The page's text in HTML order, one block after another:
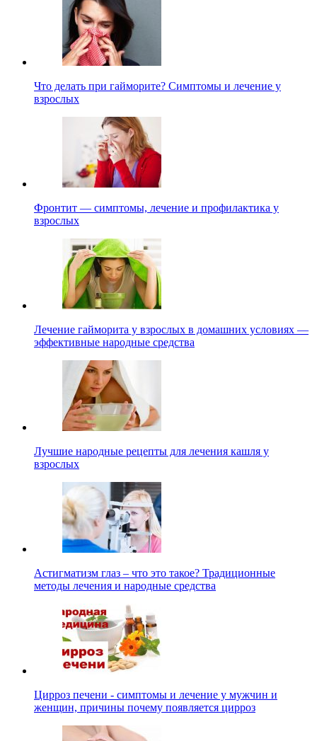
Что делать при гайморите? Симптомы и лечение у
взрослых
Фронтит — симптомы, лечение и профилактика у
взрослых
Лечение гайморита у взрослых в домашних условиях —
эффективные народные средства
Лучшие народные рецепты для лечения кашля у
взрослых
Астигматизм глаз – что это такое? Традиционные
методы лечения и народные средства
Цирроз печени - симптомы и лечение у мужчин и
женщин, причины почему появляется цирроз